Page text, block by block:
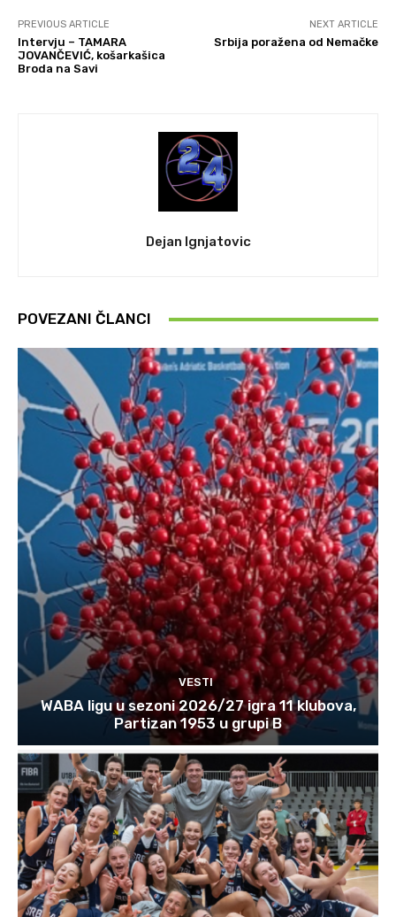
PREVIOUS ARTICLE
Intervju – TAMARA
JOVANČEVIĆ, košarkašica
Broda na Savi
NEXT ARTICLE
Srbija poražena od Nemačke
Dejan Ignjatovic
POVEZANI ČLANCI
VESTI
WABA ligu u sezoni 2026/27 igra 11 klubova,
Partizan 1953 u grupi B